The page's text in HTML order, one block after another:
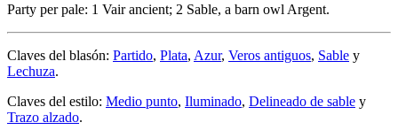
Party per pale: 1 Vair ancient; 2 Sable, a barn owl Argent.
Claves del blasón: Partido, Plata, Azur, Veros antiguos, Sable y
Lechuza.
Claves del estilo: Medio punto, Iluminado, Delineado de sable y
Trazo alzado.